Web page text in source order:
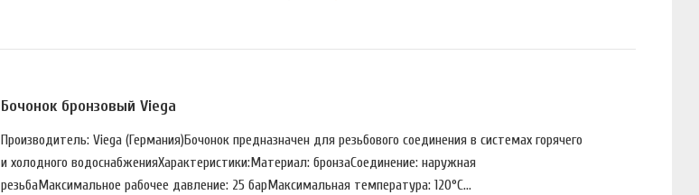
Бочонок бронзовый Viega
Производитель: Viega (Германия)Бочонок предназначен для резьбового соединения в системах горячего
и холодного водоснабженияХарактеристики:Материал: бронзаСоединение: наружная
резьбаМаксимальное рабочее давление: 25 барМаксимальная температура: 120°С...